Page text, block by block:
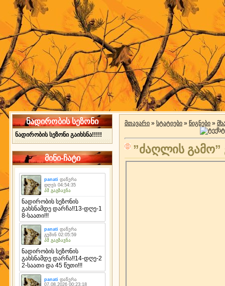
ნადირობის სეზონი
ნადირობის სეზონი გაიხსნა!!!!!
მინი-ჩატი
მთავარი » სტატიები » წიგნები »
”ძაღლის გამო”